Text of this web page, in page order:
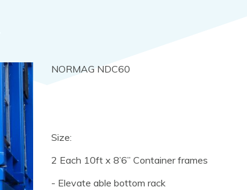
NORMAG NDC60
Size:
2 Each 10ft x 8’6” Container frames
- Elevate able bottom rack